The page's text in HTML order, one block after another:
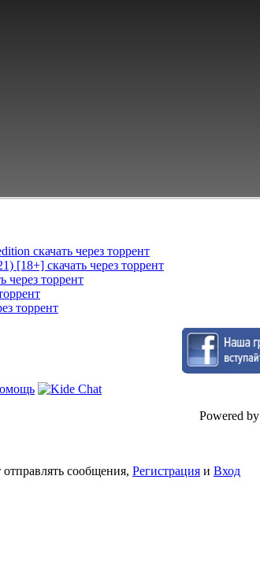
скачать через торрент
[18+] скачать через торрент
через торрент
торрент
Powered by
сообщения, Регистрация и Вход